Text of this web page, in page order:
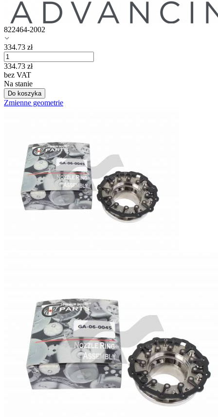
822464-2002
334.73 zł
334.73 zł
bez VAT
Na stanie
Do koszyka
Zmienne geometrie